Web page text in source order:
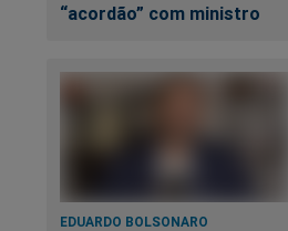
“acordão” com ministro
EDUARDO BOLSONARO